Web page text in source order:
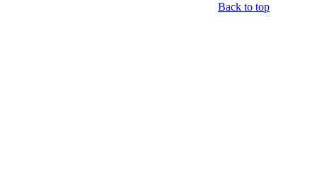
Back to top